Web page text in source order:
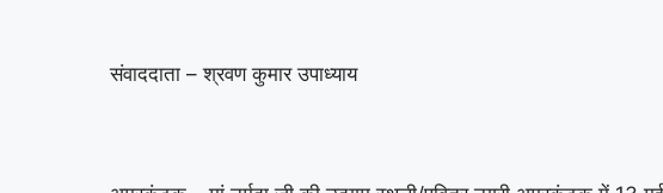
संवाददाता – श्रवण कुमार उपाध्याय